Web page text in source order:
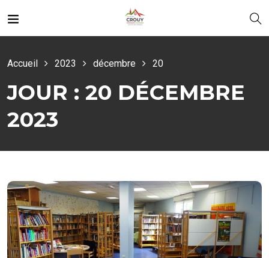
Accueil 2023 décembre 20
JOUR : 20 DÉCEMBRE
2023